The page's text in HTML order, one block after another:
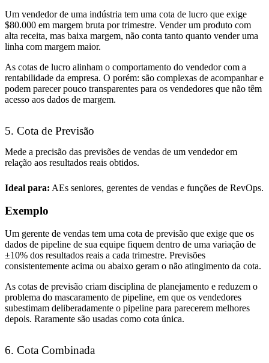
Um vendedor de uma indústria tem uma cota de lucro que exige
$80.000 em margem bruta por trimestre. Vender um produto com
alta receita, mas baixa margem, não conta tanto quanto vender uma
linha com margem maior.
As cotas de lucro alinham o comportamento do vendedor com a
rentabilidade da empresa. O porém: são complexas de acompanhar e
podem parecer pouco transparentes para os vendedores que não têm
acesso aos dados de margem.
5. Cota de Previsão
Mede a precisão das previsões de vendas de um vendedor em
relação aos resultados reais obtidos.
Ideal para: AEs seniores, gerentes de vendas e funções de RevOps.
Exemplo
Um gerente de vendas tem uma cota de previsão que exige que os
dados de pipeline de sua equipe fiquem dentro de uma variação de
±10% dos resultados reais a cada trimestre. Previsões
consistentemente acima ou abaixo geram o não atingimento da cota.
As cotas de previsão criam disciplina de planejamento e reduzem o
problema do mascaramento de pipeline, em que os vendedores
subestimam deliberadamente o pipeline para parecerem melhores
depois. Raramente são usadas como cota única.
6. Cota Combinada